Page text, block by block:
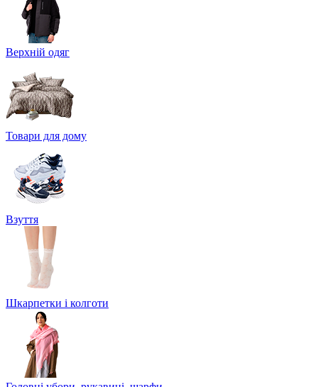
Верхній одяг
Товари для дому
Взуття
Шкарпетки і колготи